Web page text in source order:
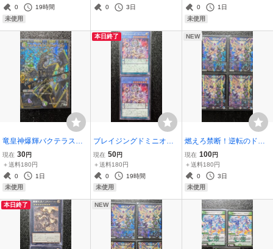
LZD-JP044◆レアR遊戯
王OCGデュエルモンスタ
0
19時間
未使用
994年 冨樫義博スタジオ
0
3日
ラゴンゾンビDM25RP4T
R3◆銀トレジャーデュエ
S
0
1日
未使用
竜皇神爆輝バクテラス◆
リッチーモア＝ザ＝ダー
ティDM23RP4X VR4/8
「収めてやろうか？」◆
アビスロイヤル超刺激ア
マ
現在 30円
＋送料180円
0
1日
未使用
本日終了
ブレイジングドミニオン2
枚セット◆デスレジーナ
デーモンBLZD-JP030◆
レアR遊戯王OCGデュエ
ルモンスターズBLAZING
現在 50円
＋送料180円
0
19時間
未使用
NEW
燃えろ禁断！逆転のドギ
ラゴン革命4枚セット◆零
黒の絆②DM26RP2VR5マ
スターオブビトレイヤル
◆デュエルマスターズア
現在 100円
＋送料180円
0
3日
未使用
本日終了 NEW